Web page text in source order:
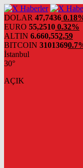
DOLAR 47,7436
EURO 55,2510 0.32%
ALTIN 6.660,552,59
BITCOIN 3101369
İstanbul
30°
AÇIK